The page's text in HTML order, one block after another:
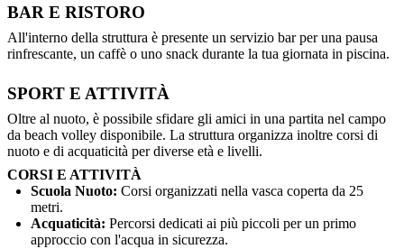
BAR E RISTORO
All'interno della struttura è presente un servizio bar per una pausa
rinfrescante, un caffè o uno snack durante la tua giornata in piscina.
SPORT E ATTIVITÀ
Oltre al nuoto, è possibile sfidare gli amici in una partita nel campo
da beach volley disponibile. La struttura organizza inoltre corsi di
nuoto e di acquaticità per diverse età e livelli.
CORSI E ATTIVITÀ
Scuola Nuoto: Corsi organizzati nella vasca coperta da 25
metri.
Acquaticità: Percorsi dedicati ai più piccoli per un primo
approccio con l'acqua in sicurezza.